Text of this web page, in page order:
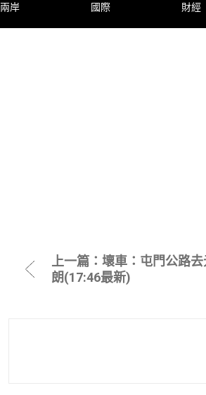
兩岸 國際 財經
上一篇：壞車：屯門公路
朗(17:46最新)